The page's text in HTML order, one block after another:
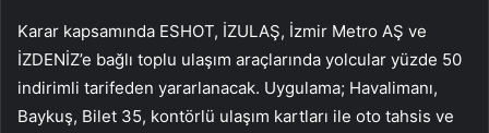
Karar kapsamında ESHOT, İZULAŞ, İzmir Metro AŞ ve
İZDENİZ’e bağlı toplu ulaşım araçlarında yolcular yüzde 50
indirimli tarifeden yararlanacak. Uygulama; Havalimanı,
Baykuş, Bilet 35, kontörlü ulaşım kartları ile oto tahsis ve